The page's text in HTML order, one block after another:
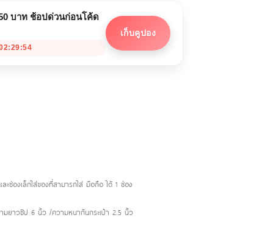
บาท ช้อปด่วนก่อนโค้ด
เก็บคูปอง
ช่องเล็กใส่ของที่สามารถใส่ มือถือ ได้ 1 ช่อง
าวซิป 6 นิ้ว /ความหนาก้นกระเป๋า 2.5 นิ้ว